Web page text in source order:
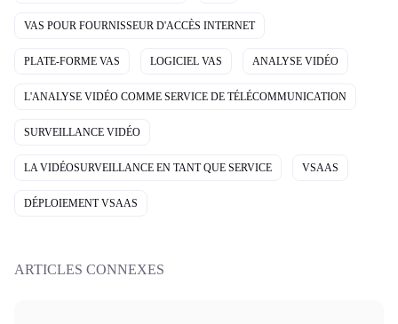
VAS POUR FOURNISSEUR D'ACCÈS INTERNET
PLATE-FORME VAS LOGICIEL VAS ANALYSE VIDÉO
L'ANALYSE VIDÉO COMME SERVICE DE TÉLÉCOMMUNICATION
SURVEILLANCE VIDÉO
LA VIDÉOSURVEILLANCE EN TANT QUE SERVICE VSAAS
DÉPLOIEMENT VSAAS
ARTICLES CONNEXES